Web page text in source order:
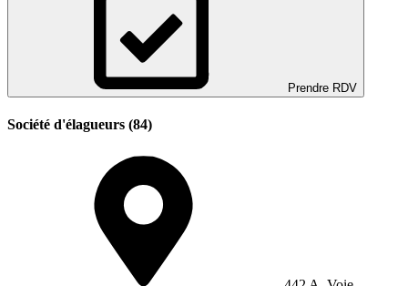
Prendre RDV
Société d'élagueurs (84)